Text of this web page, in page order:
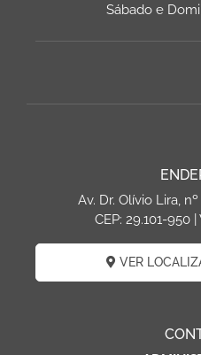
Sábado e
Av. Dr. Olívio Lira,
CEP: 29.101-950
VER